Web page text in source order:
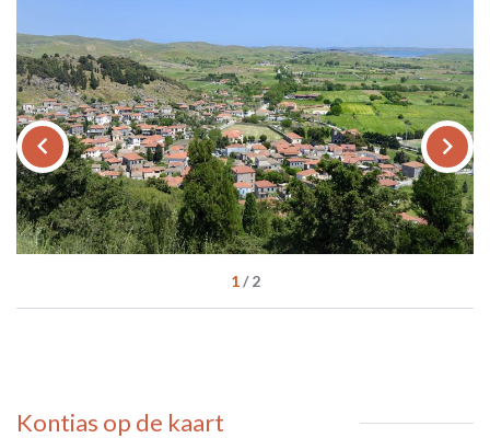
keyboard_arrow_left keyboard_arrow_right
1/2
Kontias op de kaart